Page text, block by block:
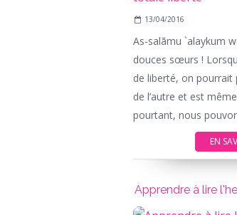
13/04/2016
As-salãmu `alaykum
douces sœurs !
de liberté, on pourrait
de l’autre et est
pourtant, nous
EN
Apprendre à lire